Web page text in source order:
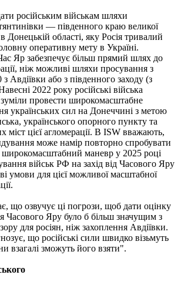
російським військам шляхи
— південного краю великої
в Донецькій області, яку Росія тривалий
оперативну мету в Україні.
Яр забезпечує більш прямий шлях до
ніж можливі шляхи просування з
Авдіївки або з південного заходу (з
2022 року російські війська
провести широкомасштабне
українських сил на Донеччині з метою
українського опорного пункту та
міст цієї агломерації. В ISW вважають,
може намір повторно спробувати
маневр у 2025 році
військ РФ на захід від Часового Яру
умови для цієї можливої масштабної
що озвучує ці погрози, щоб дати оцінку
Часового Яру було б більш значущим з
для росіян, ніж захоплення Авдіївки.
що російські сили швидко візьмуть
взагалі зможуть його взяти".